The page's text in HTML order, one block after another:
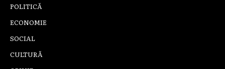
POLITICĂ
ECONOMIE
SOCIAL
CULTURĂ